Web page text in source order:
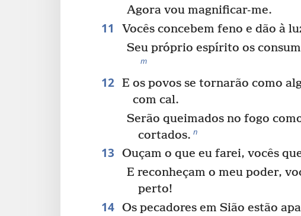
Agora vou magnificar-me.
11
Vocês concebem feno e dão à
Seu próprio espírito os
m
12 E os povos se tornarão como
com cal.
Serão queimados no fogo
cortados. n
13
Ouçam o que eu farei, vocês
E reconheçam o meu poder,
perto!
14 Os pecadores em Sião estão